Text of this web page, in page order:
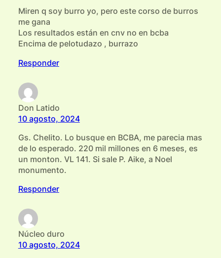
Miren q soy burro yo, pero este corso de burros
me gana
Los resultados están en cnv no en bcba
Encima de pelotudazo , burrazo
Responder
Don Latido
10 agosto, 2024
Gs. Chelito. Lo busque en BCBA, me parecia mas
de lo esperado. 220 mil millones en 6 meses, es
un monton. VL 141. Si sale P. Aike, a Noel
monumento.
Responder
Núcleo duro
10 agosto, 2024